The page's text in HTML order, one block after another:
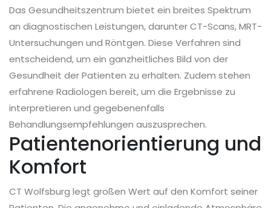
Das Gesundheitszentrum bietet ein breites Spektrum
an diagnostischen Leistungen, darunter CT-Scans, MRT-
Untersuchungen und Röntgen. Diese Verfahren sind
entscheidend, um ein ganzheitliches Bild von der
Gesundheit der Patienten zu erhalten. Zudem stehen
erfahrene Radiologen bereit, um die Ergebnisse zu
interpretieren und gegebenenfalls
Behandlungsempfehlungen auszusprechen.
Patientenorientierung und
Komfort
CT Wolfsburg legt großen Wert auf den Komfort seiner